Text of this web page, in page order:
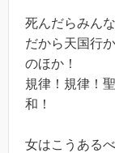
死んだらみん
だから天国行
のほか！
規律！規律！
和！
女はこうあるべ